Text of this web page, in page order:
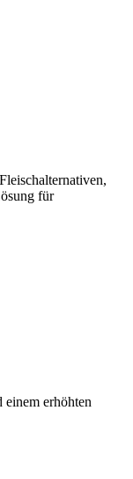
für
erhöhten